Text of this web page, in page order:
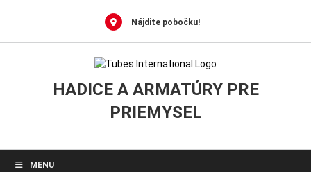
Nájdite pobočku!
HADICE A ARMATÚRY PRE
PRIEMYSEL
MENU